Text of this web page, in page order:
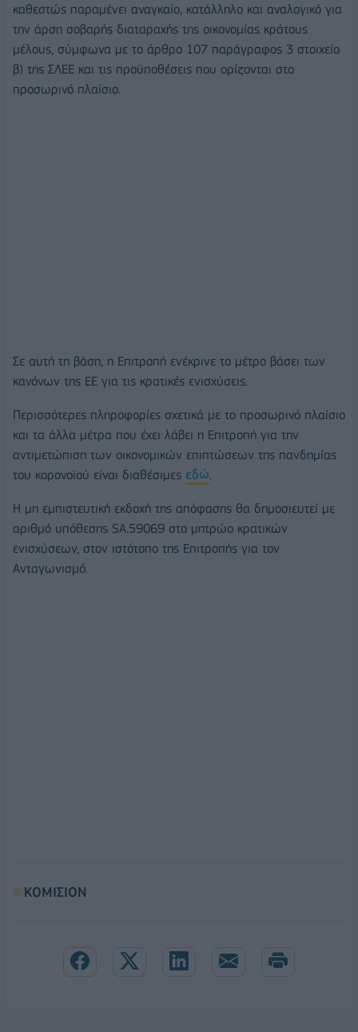
καθεστώς παραμένει αναγκαίο, κατάλληλο και αναλογικό για
την άρση σοβαρής διαταραχής της οικονομίας κράτους
μέλους, σύμφωνα με το άρθρο 107 παράγραφος 3 στοιχείο
β) της ΣΛΕΕ και τις προϋποθέσεις που ορίζονται στο
προσωρινό πλαίσιο.
Σε αυτή τη βάση, η Επιτροπή ενέκρινε το μέτρο βάσει των
κανόνων της ΕΕ για τις κρατικές ενισχύσεις.
Περισσότερες πληροφορίες σχετικά με το προσωρινό πλαίσιο
και τα άλλα μέτρα που έχει λάβει η Επιτροπή για την
αντιμετώπιση των οικονομικών επιπτώσεων της πανδημίας
του κορονοϊού είναι διαθέσιμες εδώ.
Η μη εμπιστευτική εκδοχή της απόφασης θα δημοσιευτεί με
αριθμό υπόθεσης SA.59069 στο μητρώο κρατικών
ενισχύσεων, στον ιστότοπο της Επιτροπής για τον
Ανταγωνισμό.
ΚΟΜΙΣΙΟΝ